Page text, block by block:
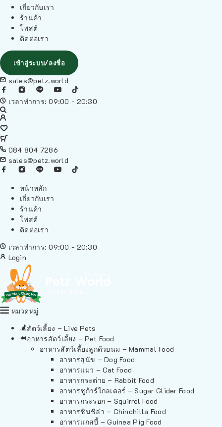
เกี่ยวกับเรา
ร้านค้า
โพสต์
ติดต่อเรา
เข้าสู่ระบบ/ลงชื่อ
sales@petz.world
เวลาทำการ: 09:00 - 20:30
084 804 7286
sales@petz.world
หน้าหลัก
เกี่ยวกับเรา
ร้านค้า
โพสต์
ติดต่อเรา
เวลาทำการ: 09:00 - 20:30
Login
หมวดหมู่
สัตว์เลี้ยง – Live Pets
อาหารสัตว์เลี้ยง – Pet Food
อาหารสัตว์เลี้ยงลูกด้วยนม – Mammal Food
อาหารสุนัข – Dog Food
อาหารแมว – Cat Food
อาหารกระต่าย – Rabbit Food
อาหารชูก้าร์ไกลเดอร์ – Sugar Glider Food
อาหารกระรอก – Squirrel Food
อาหารชินชิล่า – Chinchilla Food
อาหารแกสบี้ – Guinea Pig Food